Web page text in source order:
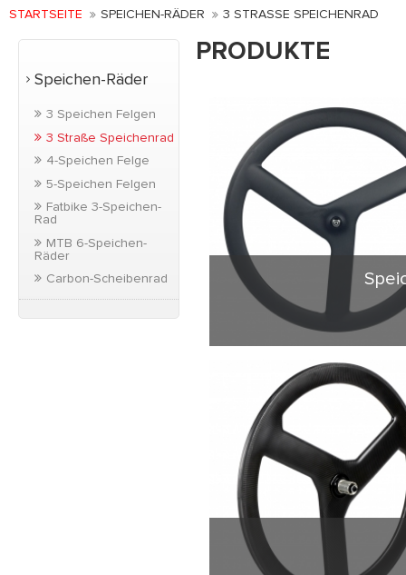
STARTSEITE SPEICHEN-RÄDER 3 STRASSE SPEICHENRAD
Speichen-Räder
3 Speichen Felgen
3 Straße Speichenrad
4-Speichen Felge
5-Speichen Felgen
Fatbike 3-Speichen-
Rad
MTB 6-Speichen-
Räder
Carbon-Scheibenrad
PRODUKTE
23mm Breite.
Straße Fahrrad